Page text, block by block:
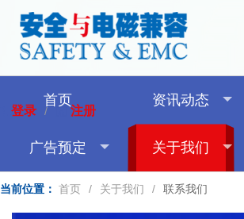
登录 / 注册
首页 资讯动态
广告预定 关于我们
当前位置： 首页 / 关于我们 / 联系我们